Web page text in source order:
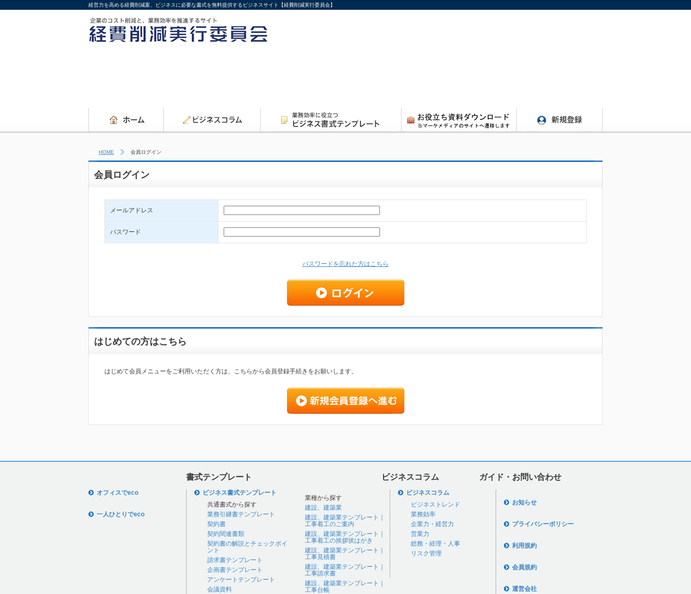
経営力を高める経費削減案、ビジネスに必要な書式を無料提供するビジネスサイト【経費削減実行委員会】
HOME 会員ログイン
会員ログイン
メールアドレス
パスワード
パスワードを忘れた方はこちら
はじめての方はこちら
はじめて会員メニューをご利用いただく方は、こちらから会員登録手続きをお願いします。
書式テンプレート ビジネスコラム ガイド・お問い合わせ
オフィスでeco
一人ひとりでeco
ビジネス書式テンプレート
共通書式から探す
業務引継書テンプレート
契約書
契約関連書類
契約書の解説とチェックポイ
ント
請求書テンプレート
企画書テンプレート
アンケートテンプレート
会議資料
業種から探す
建設、建築業
建設、建築業テンプレート｜
工事着工のご案内
建設、建築業テンプレート｜
工事着工の挨拶状はがき
建設、建築業テンプレート｜
工事見積書
建設、建築業テンプレート｜
工事請求書
建設、建築業テンプレート｜
工事台帳
ビジネスコラム
ビジネストレンド
業務効率
企業力・経営力
営業力
総務・経理・人事
リスク管理
お知らせ
プライバシーポリシー
利用規約
会員規約
運営会社